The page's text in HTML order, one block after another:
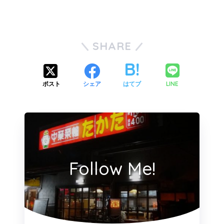
SHARE
ポスト シェア はてブ LINE
Follow Me!